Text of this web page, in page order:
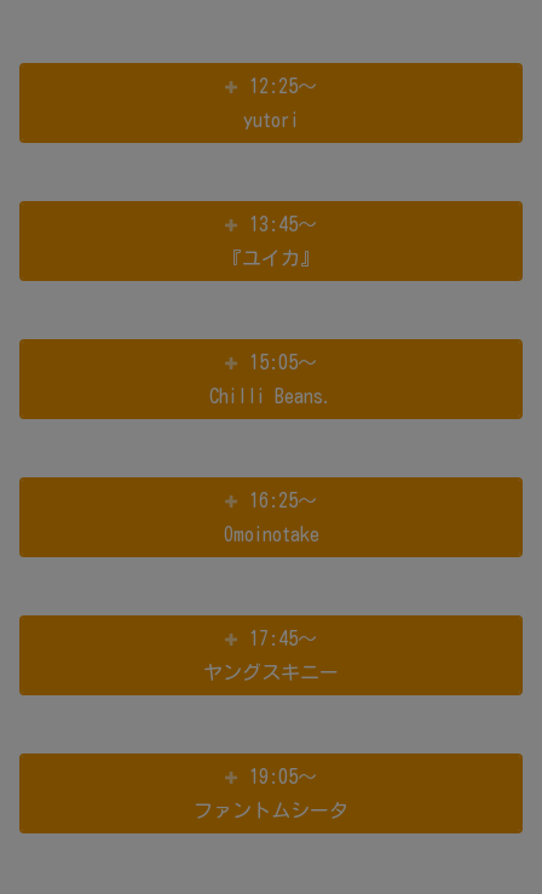
12:25～
yutori
13:45～
『ユイカ』
15:05～
Chilli Beans.
16:25～
Omoinotake
17:45～
ヤングスキニー
19:05～
ファントムシータ